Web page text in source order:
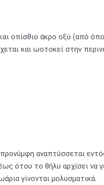
οπίσθιο άκρο οξύ (από
και ωοτοκεί στην
αναπτύσσεται
ότου το θήλυ αρχίσει να
γίνονται μολυσματικά.